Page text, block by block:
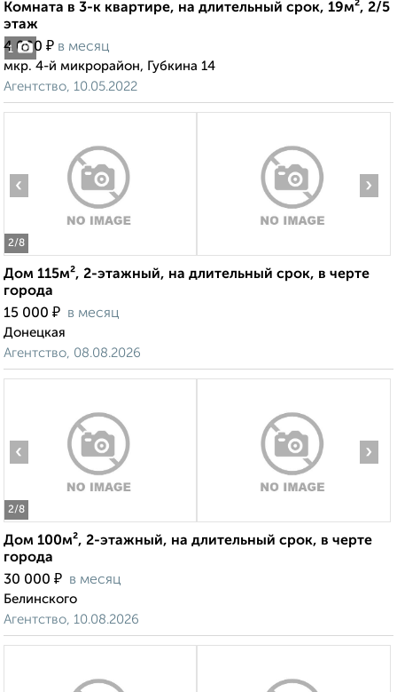
1
Комната в 3-к квартире, на длительный срок, 19м², 2/5
этаж
4 000 ₽ в месяц
мкр. 4-й микрорайон, Губкина 14
Агентство, 10.05.2022
2/8
‹ ›
Дом 115м², 2-этажный, на длительный срок, в черте
города
15 000 ₽ в месяц
Донецкая
Агентство, 08.08.2026
2/8
‹ ›
Дом 100м², 2-этажный, на длительный срок, в черте
города
30 000 ₽ в месяц
Белинского
Агентство, 10.08.2026